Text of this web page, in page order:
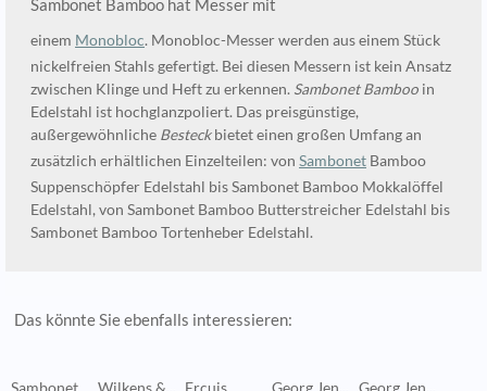
Sambonet Bamboo hat Messer mit
einem Monobloc. Monobloc-Messer werden aus einem Stück
nickelfreien Stahls gefertigt. Bei diesen Messern ist kein Ansatz
zwischen Klinge und Heft zu erkennen. Sambonet Bamboo in
Edelstahl ist hochglanzpoliert. Das preisgünstige,
außergewöhnliche Besteckbietet einen großen Umfang an
zusätzlich erhältlichen Einzelteilen: von Sambonet Bamboo
Suppenschöpfer Edelstahl bis Sambonet Bamboo Mokkalöffel
Edelstahl, von Sambonet Bamboo Butterstreicher Edelstahl bis
Sambonet Bamboo Tortenheber Edelstahl.
Das könnte Sie ebenfalls interessieren: